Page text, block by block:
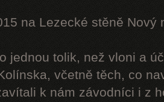
na Lezecké stěně Nový
jednou tolik, než vloni a
včetně těch, co
k nám závodníci i z